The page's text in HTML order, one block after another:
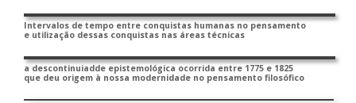
Intervalos de tempo entre conquistas humanas no pensamento
e utilização dessas conquistas nas áreas técnicas
a descontinuiadde epistemológica ocorrida entre 1775 e 1825
que deu origem à nossa modernidade no pensamento filosófico